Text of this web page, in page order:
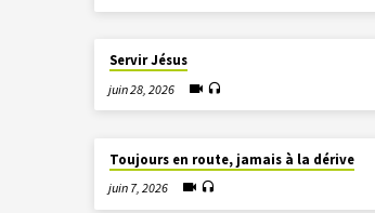
Servir Jésus
juin 28, 2026
Toujours en route, jamais à la dérive
juin 7, 2026